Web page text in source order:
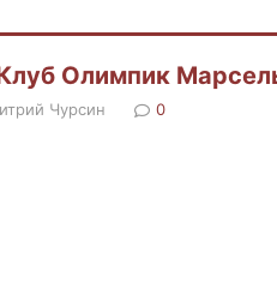
Олимпик
Чурсин 0